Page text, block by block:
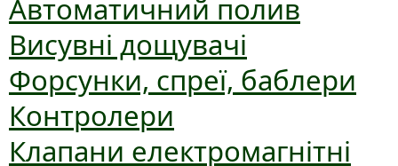
Автоматичний полив
Висувні дощувачі
Форсунки, спреї, баблери
Контролери
Клапани електромагнітні